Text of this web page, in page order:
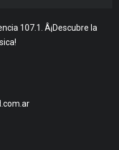
107.1. Â¡Descubre la